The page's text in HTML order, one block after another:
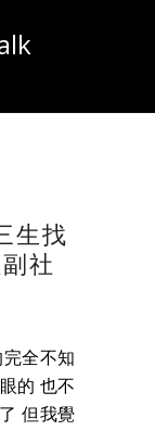
生找
社
全不知
的 也不
但我覺